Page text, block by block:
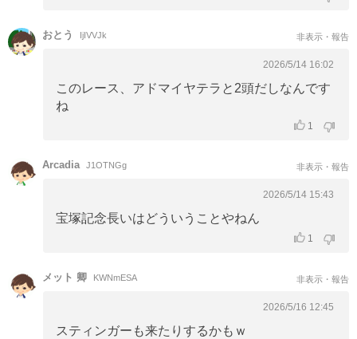
おとう IjIVVJk 非表示・報告
2026/5/14 16:02
このレース、アドマイヤテラと2頭だしなんです
ね
1
Arcadia J1OTNGg 非表示・報告
2026/5/14 15:43
宝塚記念長いはどういうことやねん
1
メット 卿 KWNmESA 非表示・報告
2026/5/16 12:45
スティンガーも来たりするかもｗ